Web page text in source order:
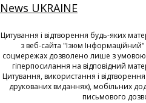
News UKRAINE
Цитування і відтворення будь-яких
з веб-сайта "Ізюм Інформаційний"
соцмережах дозволено лише з умовою
гіперпосилання на відповідний
Цитування, використання і
друкованих виданнях), мобільних
письмового